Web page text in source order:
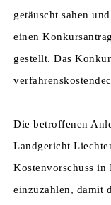
getäuscht sahen
einen
gestellt. Das
Die betroffenen
Landgericht
Kostenvorschuss in
einzuzahlen, damit